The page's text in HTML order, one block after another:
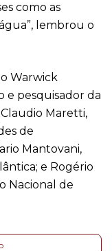
como as
lembrou o
Warwick
e pesquisador da
Maretti,
de
Mantovani,
e Rogério
Nacional de